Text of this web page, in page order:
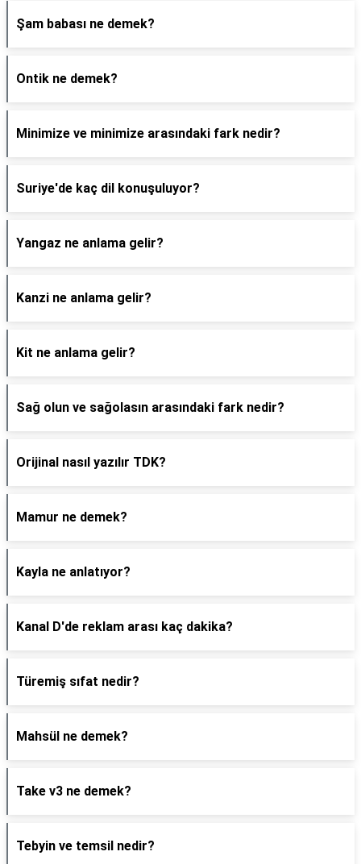
Şam babası ne demek?
Ontik ne demek?
Minimize ve minimize arasındaki fark nedir?
Suriye'de kaç dil konuşuluyor?
Yangaz ne anlama gelir?
Kanzi ne anlama gelir?
Kit ne anlama gelir?
Sağ olun ve sağolasın arasındaki fark nedir?
Orijinal nasıl yazılır TDK?
Mamur ne demek?
Kayla ne anlatıyor?
Kanal D'de reklam arası kaç dakika?
Türemiş sıfat nedir?
Mahsül ne demek?
Take v3 ne demek?
Tebyin ve temsil nedir?